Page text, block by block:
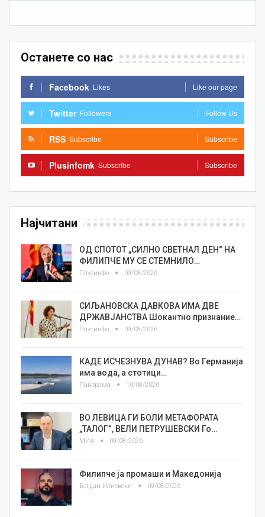
Останете со нас
Facebook Likes Like our page
Twitter Followers Follow Us
RSS Subscribe Subscribe
Plusinfomk Subscribe Subscribe
Најчитани
ОД СПОТОТ „СИЛНО СВЕТНАЛ ДЕН“ НА
ФИЛИПЧЕ МУ СЕ СТЕМНИЛО…
Плусинфо 09/08/2026
СИЉАНОВСКА ДАВКОВА ИМА ДВЕ
ДРЖАВЈАНСТВА Шокантно признание…
Плусинфо 09/08/2026
КАДЕ ИСЧЕЗНУВА ДУНАВ? Во Германија
има вода, а стотици…
Панорама 10/08/2026
ВО ЛЕВИЦА ГИ БОЛИ МЕТАФОРАТА
„ТАЛОГ“, ВЕЛИ ПЕТРУШЕВСКИ Го…
МИА 09/08/2026
Филипче ја промаши и Македонија
Богдан Илиевски 09/08/2026